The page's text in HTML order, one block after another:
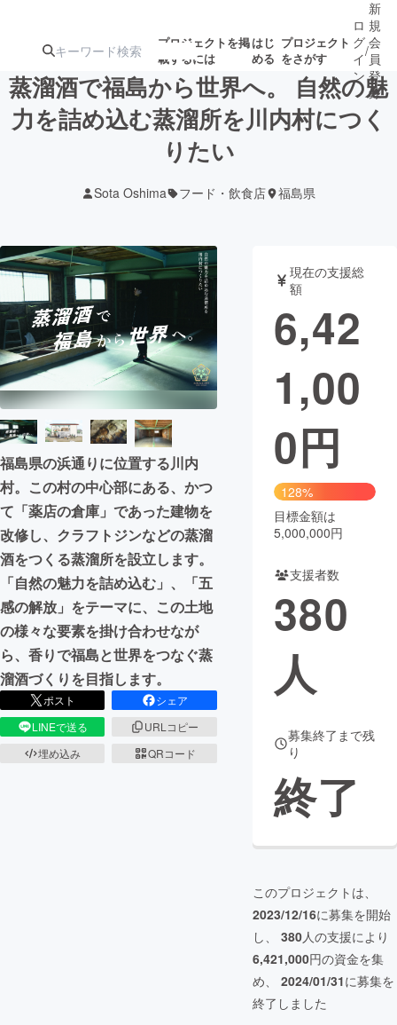
プロジェクトを掲
載するには
はじ
める
プロジェクト
をさがす
注目の新着プロ募集終了が近いプ
テクノロジー・ガジェット
映像・映画 書籍・雑誌
ビジネス・起業 チャレンジ
まちづくり・地域活性化
CAMPFIRE for Social Good
CAMPFIRE Creation
CAMPFIREふるさと納税machi-ya コミュニティ
ロ
グ
イ
ン
/
新
規
会
員
登
録
蒸溜酒で福島から世界へ。 自然の魅
力を詰め込む蒸溜所を川内村につく
りたい
Sota Oshima フード・飲食店 福島県
福島県の浜通りに位置する川内
村。この村の中心部にある、かつ
て「薬店の倉庫」であった建物を
改修し、クラフトジンなどの蒸溜
酒をつくる蒸溜所を設立します。
「自然の魅力を詰め込む」、「五
感の解放」をテーマに、この土地
の様々な要素を掛け合わせなが
ら、香りで福島と世界をつなぐ蒸
溜酒づくりを目指します。
ポスト
シェア
LINEで送る
URLコピー
埋め込み
QRコード
現在の支援総
額
6,42
1,00
0円
128%
目標金額は
5,000,000円
支援者数
380
人
募集終了まで残
り
終了
このプロジェクトは、
2023/12/16に募集を開始
し、 380人の支援により
6,421,000円の資金を集
め、 2024/01/31に募集を
終了しました